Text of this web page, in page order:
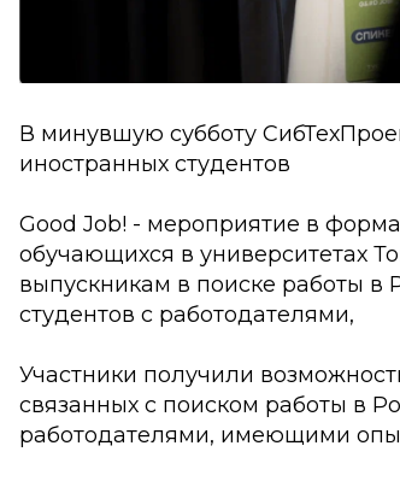
В минувшую субботу
иностранных студентов
Good Job! - мероприятие в
обучающихся в университетах
выпускникам в поиске работы в
студентов с работодателями,
Участники получили
связанных с поиском работы в
работодателями, имеющими